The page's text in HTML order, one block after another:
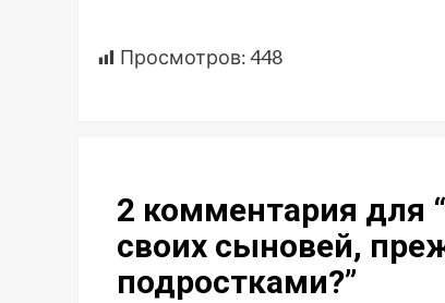
Просмотров:448
2 комментария для “
своих сыновей,
подростками?”